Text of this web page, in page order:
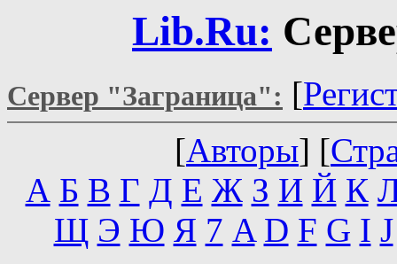
Lib.Ru:
Сервер "Заграница": [
[Авторы] [
А Б В Г Д Е Ж З И Й К
Щ Э Ю Я 7 A D F G I J